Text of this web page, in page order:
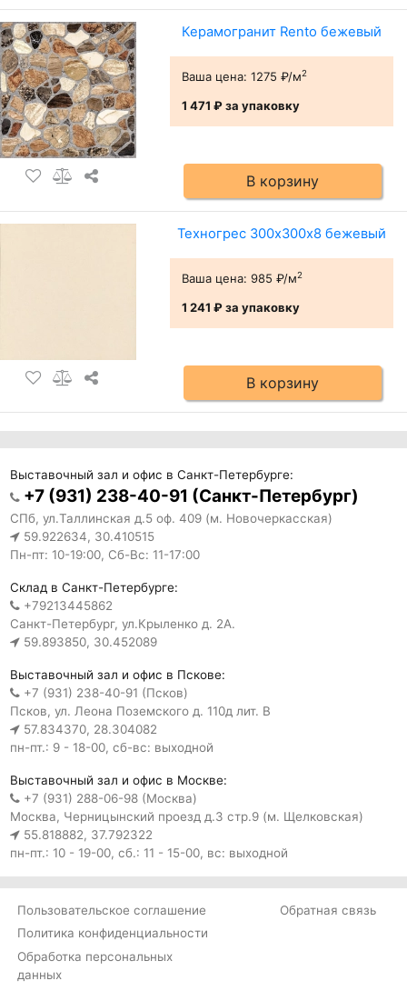
Керамогранит Rento бежевый
Ваша цена: 1275 ₽/м2
1 471 ₽за упаковку
В корзину
Техногрес 300х300х8 бежевый
Ваша цена: 985 ₽/м2
1 241 ₽за упаковку
В корзину
Выставочный зал и офис в Санкт-Петербурге:
+7 (931) 238-40-91 (Санкт-Петербург)
СПб, ул.Таллинская д.5 оф. 409 (м. Новочеркасская)
59.922634, 30.410515
Пн-пт: 10-19:00, Сб-Вс: 11-17:00
Склад в Санкт-Петербурге:
+79213445862
Санкт-Петербург, ул.Крыленко д. 2А.
59.893850, 30.452089
Выставочный зал и офис в Пскове:
+7 (931) 238-40-91 (Псков)
Псков, ул. Леона Поземского д. 110д лит. В
57.834370, 28.304082
пн-пт.: 9 - 18-00, сб-вс: выходной
Выставочный зал и офис в Москве:
+7 (931) 288-06-98 (Москва)
Москва, Черницынский проезд д.3 стр.9 (м. Щелковская)
55.818882, 37.792322
пн-пт.: 10 - 19-00, сб.: 11 - 15-00, вс: выходной
Пользовательское соглашение
Политика конфиденциальности
Обработка персональных
данных
Обратная связь